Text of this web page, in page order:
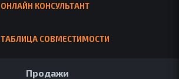
ОНЛАЙН КОНСУЛЬТАНТ
ТАБЛИЦА СОВМЕСТИМОСТИ
Продажи